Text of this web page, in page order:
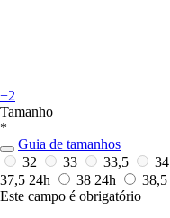
+2
Tamanho
*
Guia de tamanhos
32
33 33,5 34
37,5 24h 38 24h 38,5
Este campo é obrigatório